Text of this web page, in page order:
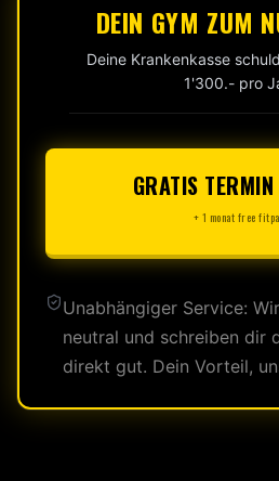
DEIN GYM ZUM
Deine Krankenkasse
1'300.- pro
GRATIS TERMIN
+ 1 monat free
Unabhängiger Service:
neutral und schreiben dir
direkt gut. Dein Vorteil,